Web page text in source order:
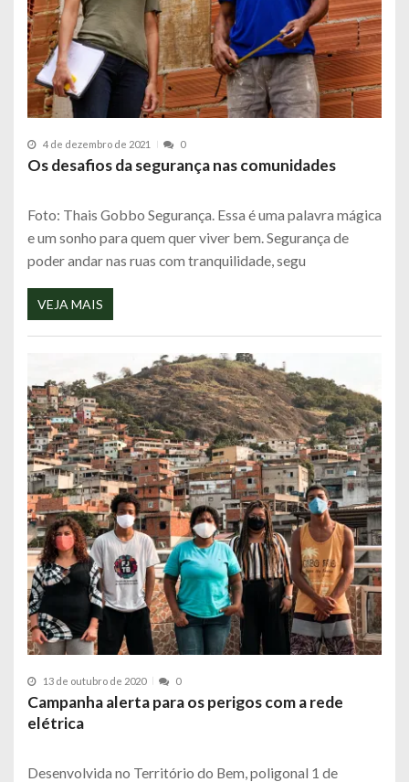
4 de dezembro de 2021 0
Os desafios da segurança nas comunidades
Foto: Thais Gobbo Segurança. Essa é uma palavra mágica
e um sonho para quem quer viver bem. Segurança de
poder andar nas ruas com tranquilidade, segu
VEJA MAIS
13 de outubro de 2020 0
Campanha alerta para os perigos com a rede
elétrica
Desenvolvida no Território do Bem, poligonal 1 de